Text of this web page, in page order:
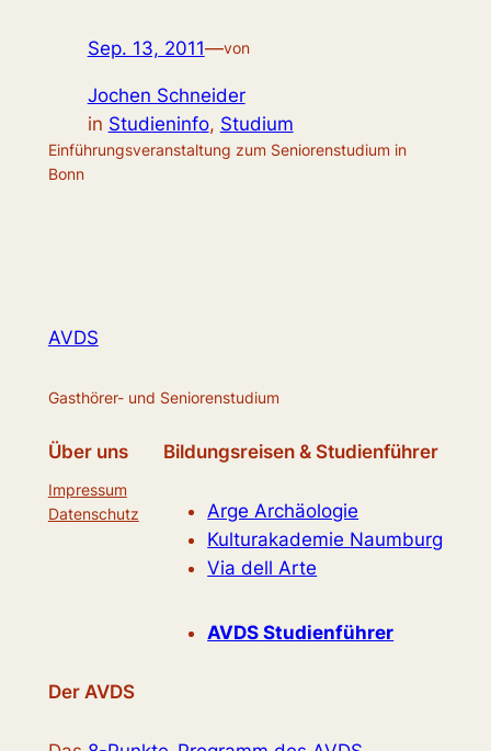
Sep. 13, 2011—von
Jochen Schneider
in Studieninfo, Studium
Einführungsveranstaltung zum Seniorenstudium in
Bonn
AVDS
Gasthörer- und Seniorenstudium
Über uns
Impressum
Datenschutz
Bildungsreisen & Studienführer
Arge Archäologie
Kulturakademie Naumburg
Via dell Arte
AVDS Studienführer
Der AVDS